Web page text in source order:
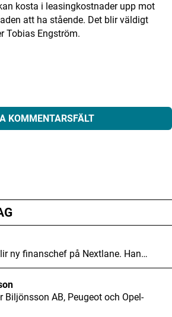
kosta i leasingkostnader upp mot
att ha stående. Det blir väldigt
Tobias Engström.
KOMMENTARSFÄLT
märkta*
ny finanschef på Nextlane. Han…
Biljönsson AB, Peugeot och Opel-